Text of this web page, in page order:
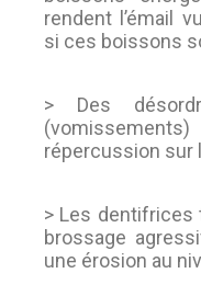
rendent l’émail
si ces boissons
> Des
répercussion sur
> Les dentifrices
brossage
une érosion au